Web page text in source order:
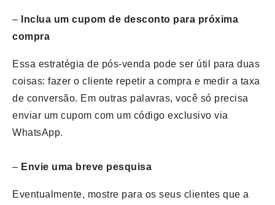
–
Inclua um cupom de desconto para próxima
compra
Essa estratégia de pós-venda pode ser útil para duas
coisas: fazer o cliente repetir a compra e medir a taxa
de conversão. Em outras palavras, você só precisa
enviar um cupom com um código exclusivo via
WhatsApp.
– Envie uma breve pesquisa
Eventualmente, mostre para os seus clientes que a